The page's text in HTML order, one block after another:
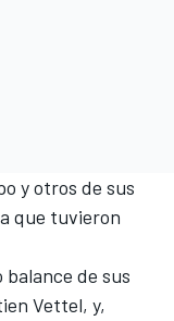
y otros de sus
que tuvieron
de sus
Vettel, y,